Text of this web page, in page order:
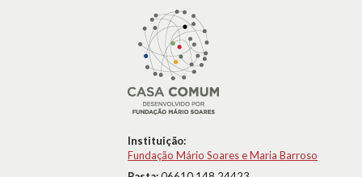
Instituição:
Fundação Mário Soares e Maria Barroso